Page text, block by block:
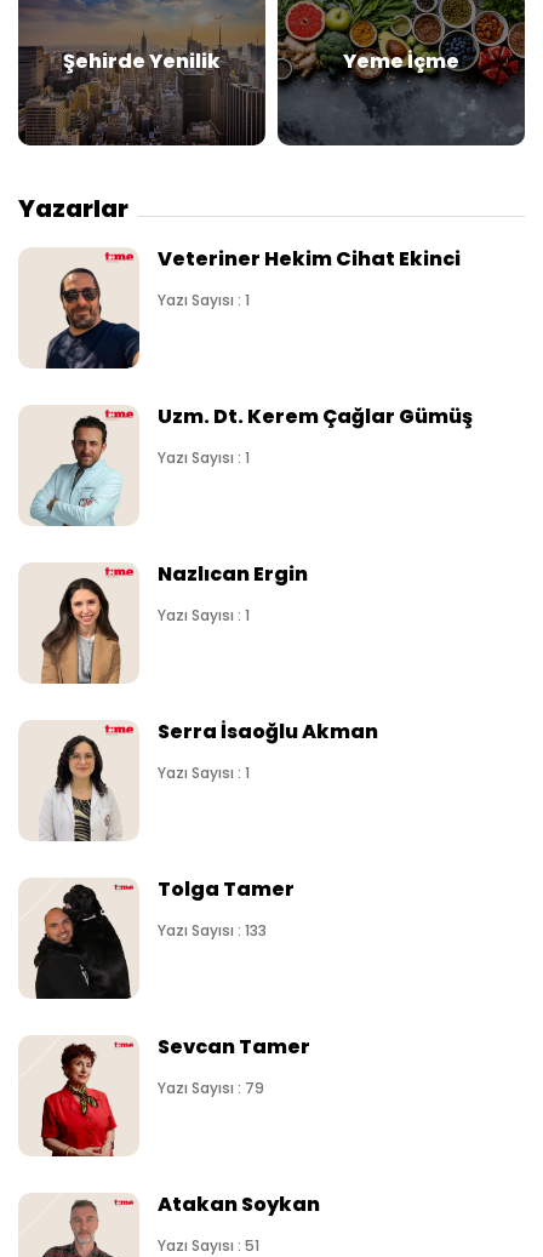
Şehirde Yenilik Yeme İçme
Yazarlar
Veteriner Hekim Cihat Ekinci
Yazı Sayısı : 1
Uzm. Dt. Kerem Çağlar Gümüş
Yazı Sayısı : 1
Nazlıcan Ergin
Yazı Sayısı : 1
Serra İsaoğlu Akman
Yazı Sayısı : 1
Tolga Tamer
Yazı Sayısı : 133
Sevcan Tamer
Yazı Sayısı : 79
Atakan Soykan
Yazı Sayısı : 51